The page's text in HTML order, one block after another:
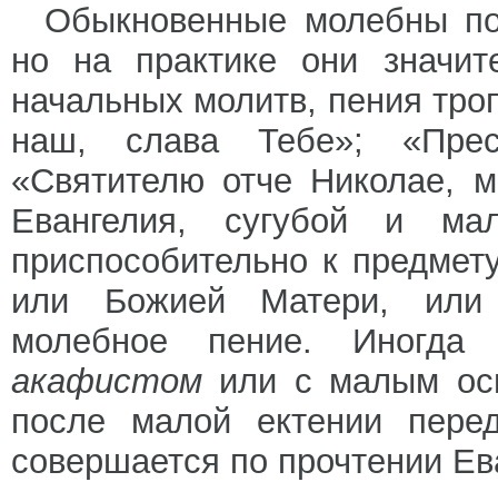
Обыкновенные молебны
но на практике они
начальных молитв, пения
наш, слава Тебе»;
«Святителю отче Николае,
Евангелия, сугубой и
приспособительно к
или Божией Матери, или
молебное пение.
акафистом или с малым
после малой ектении
совершается по прочтении